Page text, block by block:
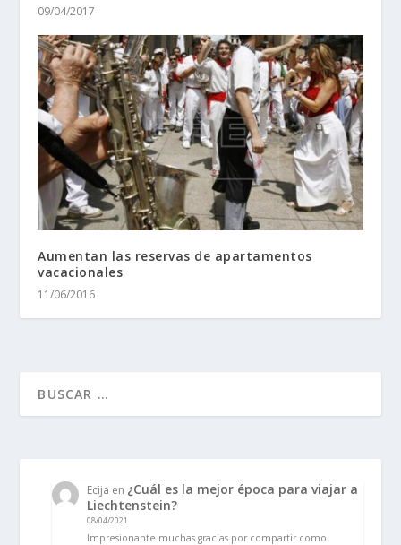
09/04/2017
Aumentan las reservas de apartamentos
vacacionales
11/06/2016
Ecija en ¿Cuál es la mejor época para viajar a
Liechtenstein?
08/04/2021
Impresionante muchas gracias por compartir como